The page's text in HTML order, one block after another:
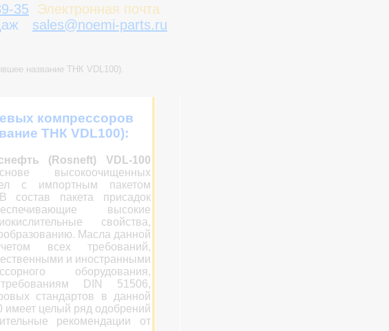
35
Электронная почта
sales@noemi-parts.ru
название ТНК VDL100).
компрессоров
ТНК VDL100):
(Rosneft) VDL-100
высокоочищенных
с импортным пакетом
состав пакета присадок
высокие
свойства,
Масла данной
всех требований,
и иностранными
оборудования,
DIN 51506,
стандартов в данной
имеет целый ряд одобрений
рекомендации от